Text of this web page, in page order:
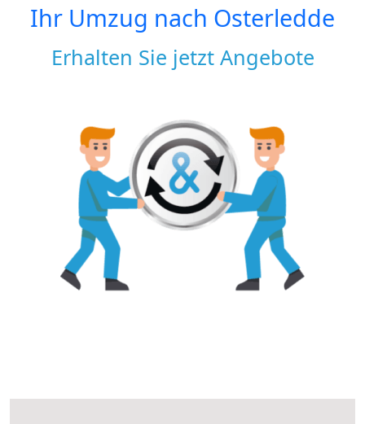
Ihr Umzug nach Osterledde
Erhalten Sie jetzt Angebote